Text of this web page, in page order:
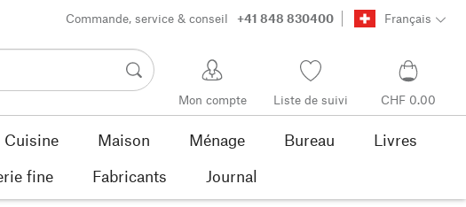
Commande, service & conseil +41 848 830400 Français
Mon compte Liste de suivi CHF 0.00
Cuisine Maison Ménage Bureau
Livres
fine Fabricants Journal